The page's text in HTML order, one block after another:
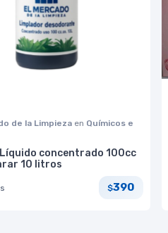
de la Limpieza en Químicos e
concentrado 100cc
10 litros
$390